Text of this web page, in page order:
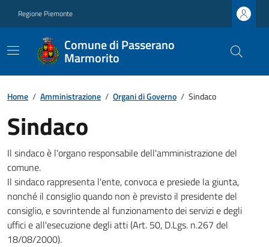
Regione Piemonte
Comune di Passerano
Marmorito
Home / Amministrazione / Organi di Governo / Sindaco
Sindaco
Il sindaco è l'organo responsabile dell'amministrazione del
comune.
Il sindaco rappresenta l'ente, convoca e presiede la giunta,
nonché il consiglio quando non è previsto il presidente del
consiglio, e sovrintende al funzionamento dei servizi e degli
uffici e all'esecuzione degli atti (Art. 50, D.Lgs. n.267 del
18/08/2000).